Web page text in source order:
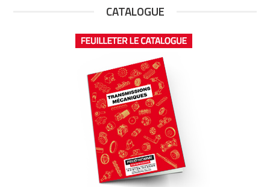
CATALOGUE